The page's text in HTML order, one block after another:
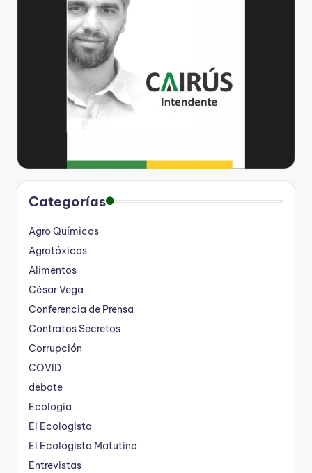
Categorías
Agro Químicos
Agrotóxicos
Alimentos
César Vega
Conferencia de Prensa
Contratos Secretos
Corrupción
COVID
debate
Ecologia
El Ecologista
El Ecologista Matutino
Entrevistas